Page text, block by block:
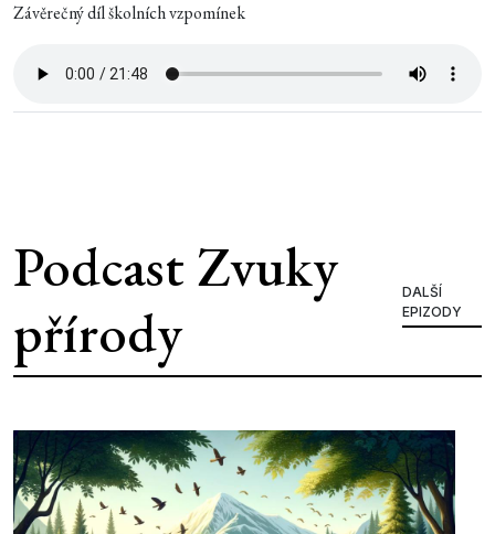
Závěrečný díl školních vzpomínek
Podcast Zvuky
přírody
DALŠÍ
EPIZODY